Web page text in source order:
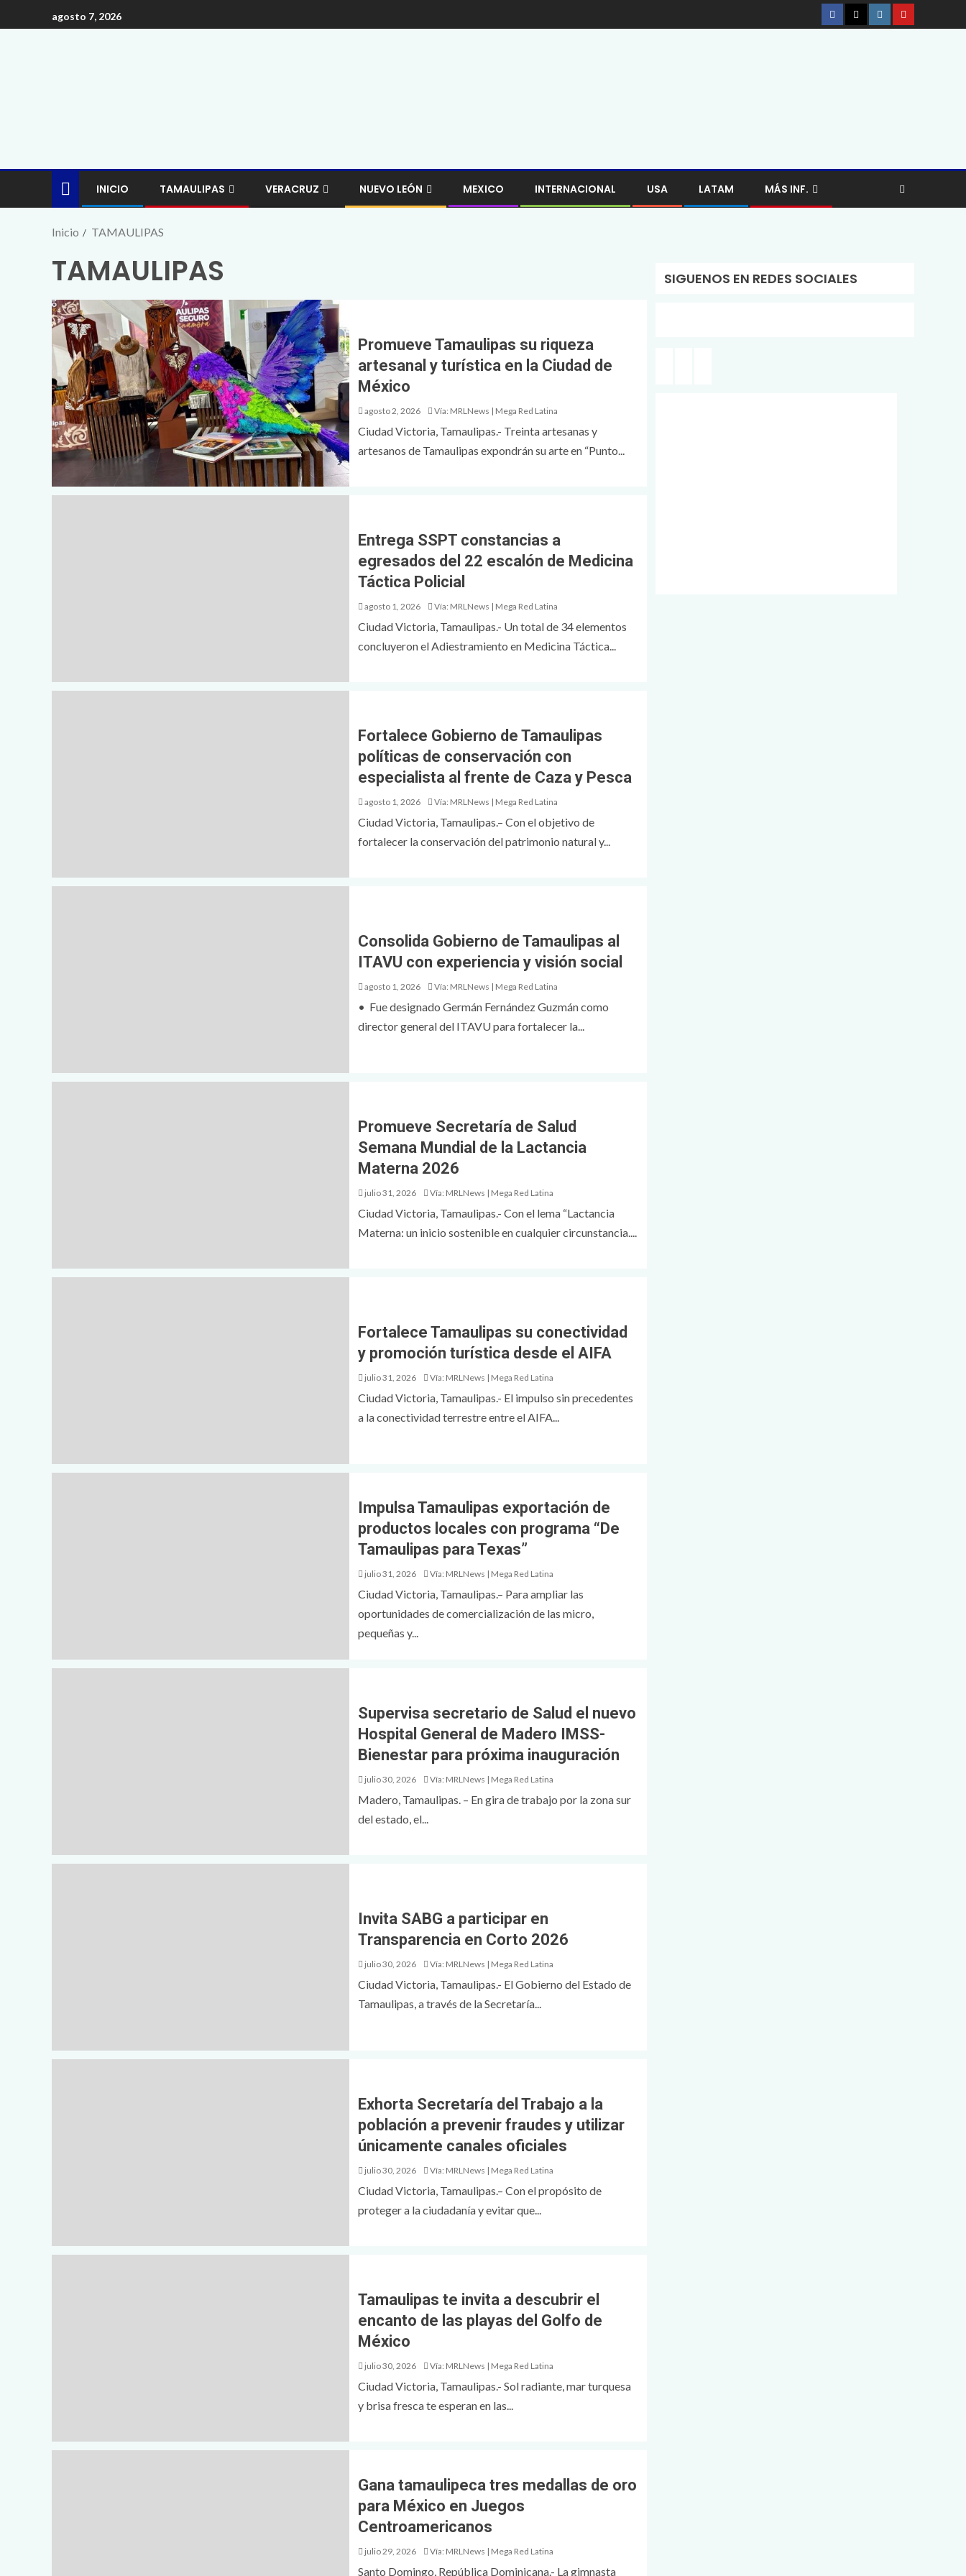
agosto 7, 2026
INICIO TAMAULIPAS VERACRUZ NUEVO LEÓN MEXICO INTERNACIONAL USA LATAM MÁS INF.
Inicio TAMAULIPAS
TAMAULIPAS
Promueve Tamaulipas su riqueza
artesanal y turística en la Ciudad de
México
agosto 2, 2026 Vía: MRLNews | Mega Red Latina
Ciudad Victoria, Tamaulipas.- Treinta artesanas y
artesanos de Tamaulipas expondrán su arte en “Punto...
Entrega SSPT constancias a
egresados del 22 escalón de Medicina
Táctica Policial
agosto 1, 2026 Vía: MRLNews | Mega Red Latina
Ciudad Victoria, Tamaulipas.- Un total de 34 elementos
concluyeron el Adiestramiento en Medicina Táctica...
Fortalece Gobierno de Tamaulipas
políticas de conservación con
especialista al frente de Caza y Pesca
agosto 1, 2026 Vía: MRLNews | Mega Red Latina
Ciudad Victoria, Tamaulipas.– Con el objetivo de
fortalecer la conservación del patrimonio natural y...
Consolida Gobierno de Tamaulipas al
ITAVU con experiencia y visión social
agosto 1, 2026 Vía: MRLNews | Mega Red Latina
• ​Fue designado Germán Fernández Guzmán como
director general del ITAVU para fortalecer la...
Promueve Secretaría de Salud
Semana Mundial de la Lactancia
Materna 2026
julio 31, 2026 Vía: MRLNews | Mega Red Latina
Ciudad Victoria, Tamaulipas.- Con el lema “Lactancia
Materna: un inicio sostenible en cualquier circunstancia....
Fortalece Tamaulipas su conectividad
y promoción turística desde el AIFA
julio 31, 2026 Vía: MRLNews | Mega Red Latina
Ciudad Victoria, Tamaulipas.- El impulso sin precedentes
a la conectividad terrestre entre el AIFA...
Impulsa Tamaulipas exportación de
productos locales con programa “De
Tamaulipas para Texas”
julio 31, 2026 Vía: MRLNews | Mega Red Latina
Ciudad Victoria, Tamaulipas.– Para ampliar las
oportunidades de comercialización de las micro,
pequeñas y...
Supervisa secretario de Salud el nuevo
Hospital General de Madero IMSS-
Bienestar para próxima inauguración
julio 30, 2026 Vía: MRLNews | Mega Red Latina
Madero, Tamaulipas. – En gira de trabajo por la zona sur
del estado, el...
Invita SABG a participar en
Transparencia en Corto 2026
julio 30, 2026 Vía: MRLNews | Mega Red Latina
Ciudad Victoria, Tamaulipas.- El Gobierno del Estado de
Tamaulipas, a través de la Secretaría...
Exhorta Secretaría del Trabajo a la
población a prevenir fraudes y utilizar
únicamente canales oficiales
julio 30, 2026 Vía: MRLNews | Mega Red Latina
Ciudad Victoria, Tamaulipas.– Con el propósito de
proteger a la ciudadanía y evitar que...
Tamaulipas te invita a descubrir el
encanto de las playas del Golfo de
México
julio 30, 2026 Vía: MRLNews | Mega Red Latina
Ciudad Victoria, Tamaulipas.- Sol radiante, mar turquesa
y brisa fresca te esperan en las...
Gana tamaulipeca tres medallas de oro
para México en Juegos
Centroamericanos
julio 29, 2026 Vía: MRLNews | Mega Red Latina
Santo Domingo, República Dominicana.- La gimnasta
SIGUENOS EN REDES SOCIALES